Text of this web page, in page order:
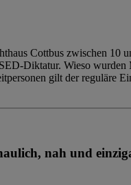
Cottbus zwischen
Diktatur. Wieso
gilt der reguläre
nah und